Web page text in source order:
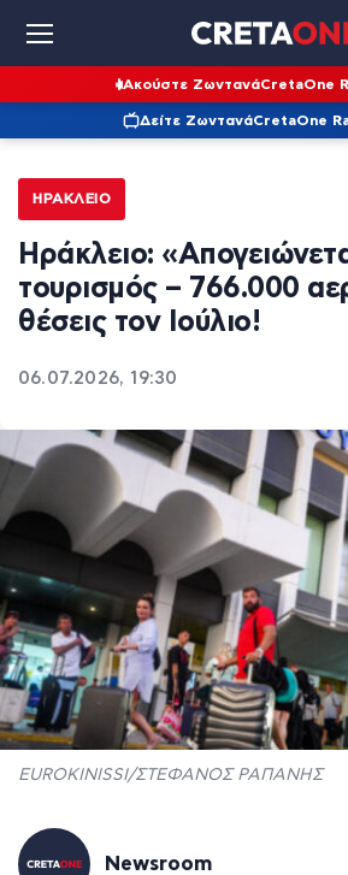
Ακούστε ΖωντανάCretaOne
Δείτε ΖωντανάCretaOne
ΗΡΆΚΛΕΙΟ
Ηράκλειο:
τουρισμός – 766.000
θέσεις τον Ιούλιο!
06.07.2026, 19:30
EUROKINISSI/ΣΤΕΦΑΝΟΣ ΡΑΠΑΝΗΣ
Newsroom